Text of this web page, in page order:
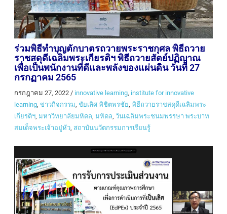
ร่วมพิธีทำบุญตักบาตรถวายพระราชกุศล พิธีถวาย
ราชสดุดีเฉลิมพระเกียรติฯ พิธีถวายสัตย์ปฏิญาณ
เพื่อเป็นพนักงานที่ดีและพลังของแผ่นดิน วันที่ 27
กรกฏาคม 2565
กรกฎาคม 27, 2022/ innovative learning, institute for innovative
learning, ข่าวกิจกรรม, ชัยเลิศ พิชิตพรชัย, พิธีถวายราชสดุดีเฉลิมพระ
เกียรติฯ, มหาวิทยาลัยมหิดล, มหิดล, วันเฉลิมพระชนมพรรษา พระบาท
สมเด็จพระเจ้าอยู่หัว, สถาบันนวัตกรรมการเรียนรู้